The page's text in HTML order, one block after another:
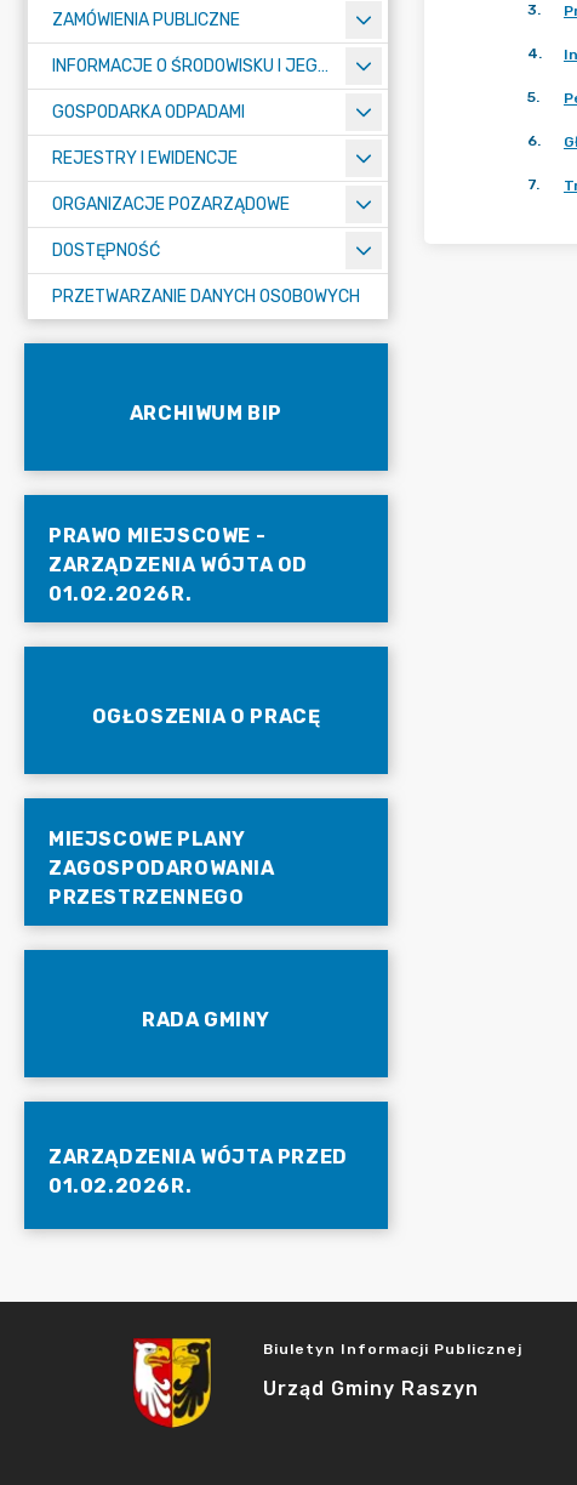
ZAMÓWIENIA PUBLICZNE
INFORMACJE O ŚRODOWISKU I JEGO OCHRONIE
GOSPODARKA ODPADAMI
REJESTRY I EWIDENCJE
ORGANIZACJE POZARZĄDOWE
DOSTĘPNOŚĆ
PRZETWARZANIE DANYCH OSOBOWYCH
ARCHIWUM BIP
PRAWO MIEJSCOWE -
ZARZĄDZENIA WÓJTA OD
01.02.2026R.
OGŁOSZENIA O PRACĘ
MIEJSCOWE PLANY
ZAGOSPODAROWANIA
PRZESTRZENNEGO
RADA GMINY
ZARZĄDZENIA WÓJTA PRZED
01.02.2026R.
3.
4.
5.
6.
7.
Biuletyn Informacji Publicznej
Urząd Gminy Raszyn